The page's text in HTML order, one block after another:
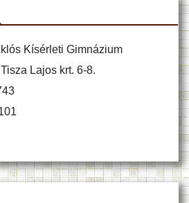
Kísérleti Gimnázium
Lajos krt. 6-8.